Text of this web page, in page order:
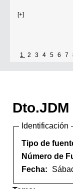
[+]
1 2 3 4 5 6 7
Identificación
Tipo de
Número de
Fecha: